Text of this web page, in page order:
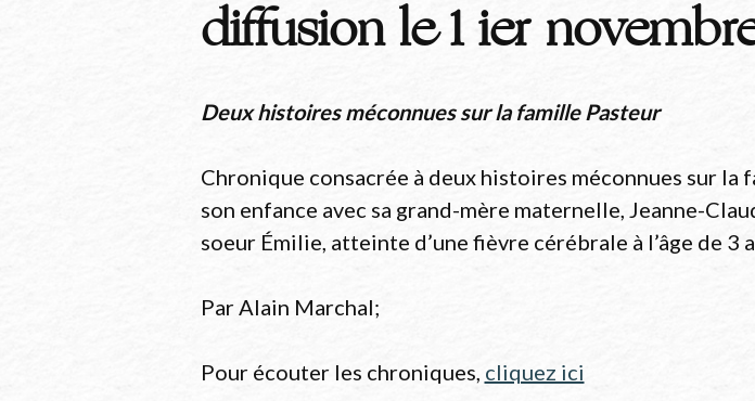
diffusion le 1 ier
Deux histoires méconnues sur la famille Pasteur
Chronique consacrée à deux histoires méconnues sur
son enfance avec sa grand-mère maternelle, Jeanne-
soeur Émilie, atteinte d’une fièvre cérébrale à l’âge de 3
Par Alain Marchal;
Pour écouter les chroniques, cliquez ici